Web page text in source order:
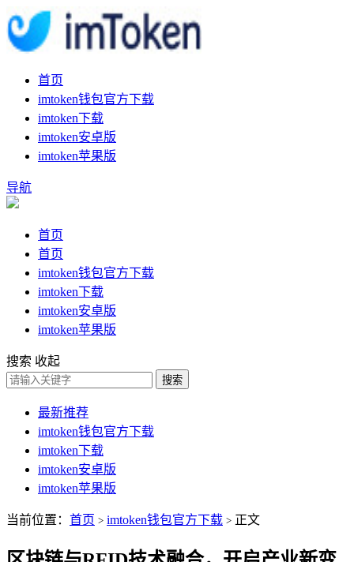
首页
imtoken钱包官方下载
imtoken下载
imtoken安卓版
imtoken苹果版
导航
首页
首页
imtoken钱包官方下载
imtoken下载
imtoken安卓版
imtoken苹果版
搜索 收起
搜索
最新推荐
imtoken钱包官方下载
imtoken下载
imtoken安卓版
imtoken苹果版
当前位置： 首页 > imtoken钱包官方下载 > 正文